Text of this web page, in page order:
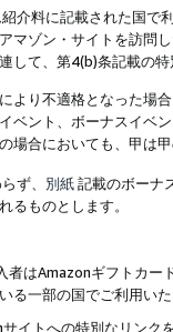
介料に記載された国で
マゾン・サイトを訪問
して、第4(b)条記載の
より不適格となった場
ベント、ボーナスイベ
場合においても、甲は
ず、 別紙記載のボーナ
るものとします。
はAmazonギフトカ
る一部の国でご利用い
イトへの特別なリン